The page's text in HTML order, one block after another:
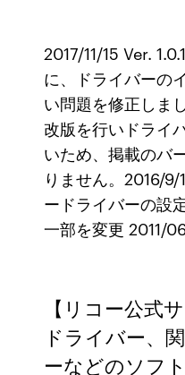
2017/11/15 Ver.
に、ドライバーの
い問題を修正しま
改版を行いドライ
いため、掲載のバ
りません。2016/9/
ードライバーの設
一部を変更 2011/
【リコー公式
ドライバー、
ーなどのソフ